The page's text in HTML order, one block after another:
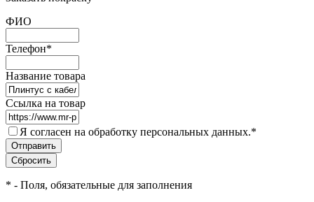
ФИО
Телефон*
Название товара
Ссылка на товар
Я согласен на обработку персональных данных.*
* - Поля, обязательные для заполнения